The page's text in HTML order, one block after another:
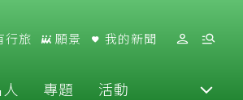
行旅 願景 我的新聞
專題 活動